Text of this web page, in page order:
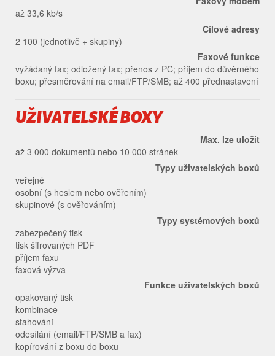
až 33,6 kb/s
Cílové adresy
2 100 (jednotlivě + skupiny)
Faxové funkce
vyžádaný fax; odložený fax; přenos z PC; příjem do důvěrného
boxu; přesměrování na email/FTP/SMB; až 400 přednastavení
UŽIVATELSKÉ BOXY
Max. lze uložit
až 3 000 dokumentů nebo 10 000 stránek
Typy uživatelských boxů
veřejné
osobní (s heslem nebo ověřením)
skupinové (s ověřováním)
Typy systémových boxů
zabezpečený tisk
tisk šifrovaných PDF
příjem faxu
faxová výzva
Funkce uživatelských boxů
opakovaný tisk
kombinace
stahování
odesílání (email/FTP/SMB a fax)
kopírování z boxu do boxu